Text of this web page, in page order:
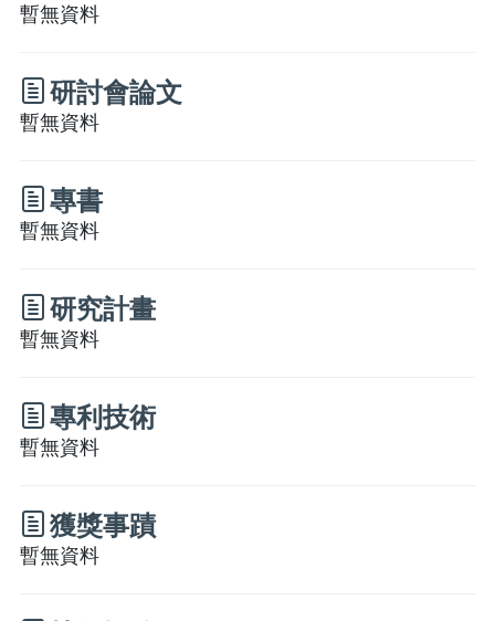
暫無資料
研討會論文
暫無資料
專書
暫無資料
研究計畫
暫無資料
專利技術
暫無資料
獲獎事蹟
暫無資料